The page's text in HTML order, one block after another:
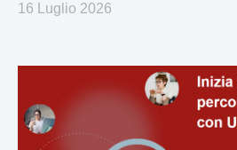
16 Luglio 2026